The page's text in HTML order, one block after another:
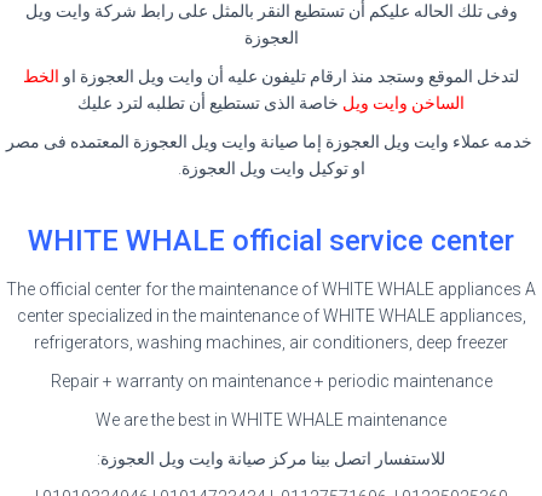
وفى تلك الحاله عليكم أن تستطيع النقر بالمثل على رابط شركة وايت ويل
العجوزة
لتدخل الموقع وستجد منذ ارقام تليفون عليه أن وايت ويل العجوزة او الخط
الساخن وايت ويل خاصة الذى تستطيع أن تطلبه لترد عليك
خدمه عملاء وايت ويل العجوزة إما صيانة وايت ويل العجوزة المعتمده فى مصر
او توكيل وايت ويل العجوزة.
WHITE WHALE official service center
The official center for the maintenance of WHITE WHALE appliances A
center specialized in the maintenance of WHITE WHALE appliances,
refrigerators, washing machines, air conditioners, deep freezer
Repair + warranty on maintenance + periodic maintenance
We are the best in WHITE WHALE maintenance
للاستفسار اتصل بينا مركز صيانة وايت ويل العجوزة: